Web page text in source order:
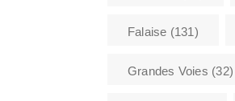
Falaise (131)
Grandes Voies (32)